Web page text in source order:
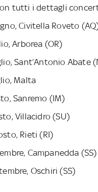
tutti i dettagli
Civitella Roveto
Arborea (OR)
Sant’Antonio Abate
Malta
Sanremo (IM)
Villacidro (SU)
Rieti (RI)
Campanedda (SS)
Oschiri (SS)